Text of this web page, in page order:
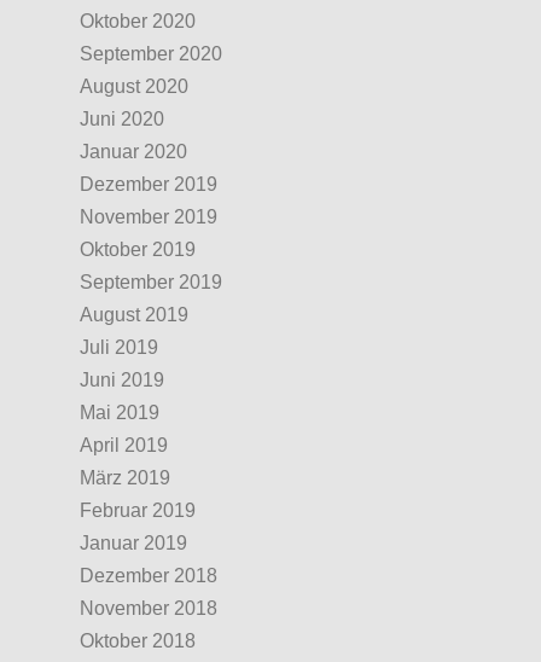
Oktober 2020
September 2020
August 2020
Juni 2020
Januar 2020
Dezember 2019
November 2019
Oktober 2019
September 2019
August 2019
Juli 2019
Juni 2019
Mai 2019
April 2019
März 2019
Februar 2019
Januar 2019
Dezember 2018
November 2018
Oktober 2018